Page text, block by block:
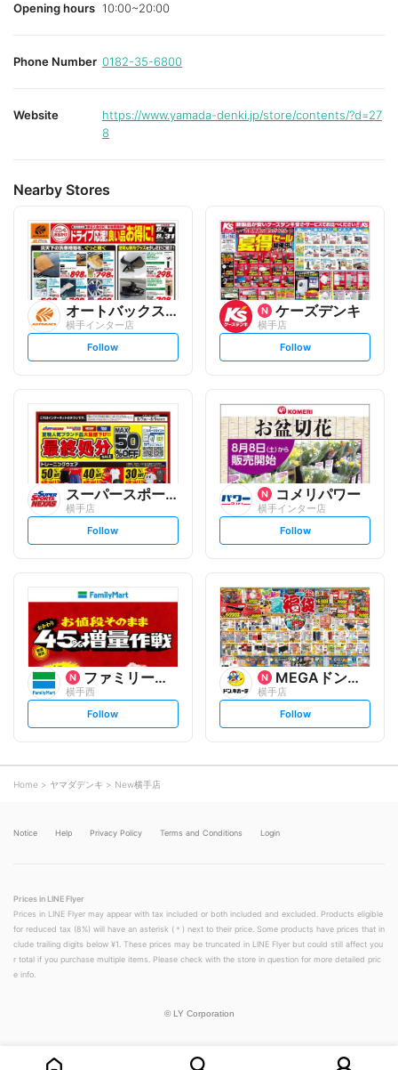
Opening hours 10:00~20:00
Phone Number 0182-35-6800
Website
https://www.yamada-denki.jp/store/contents/?d=27
8
Nearby Stores
オートバックスグループ
横手インター店
s
t
o
w
Follow
ケーズデンキ
横手店
s
t
l
o
w
Follow
スーパースポーツネクサス
横手店
s
t
o
Follow
コメリパワー
横手インター店
s
t
l
o
w
Follow
ファミリーマート
横手西
s
t
o
w
Follow
MEGAドン・キホーテ
横手店
s
t
Follow
Home ヤマダデンキ New横手店
Notice Help Privacy Policy Terms and Conditions Login
Prices in LINE Flyer
Prices in LINE Flyer may appear with tax included or both included and excluded. Products eligible
for reduced tax (8%) will have an asterisk (＊) next to their price. Some products have prices that in
clude trailing digits below ¥1. These prices may be truncated in LINE Flyer but could still affect you
r total if you purchase multiple items. Please check with the store in question for more detailed pric
e info.
© LY Corporation